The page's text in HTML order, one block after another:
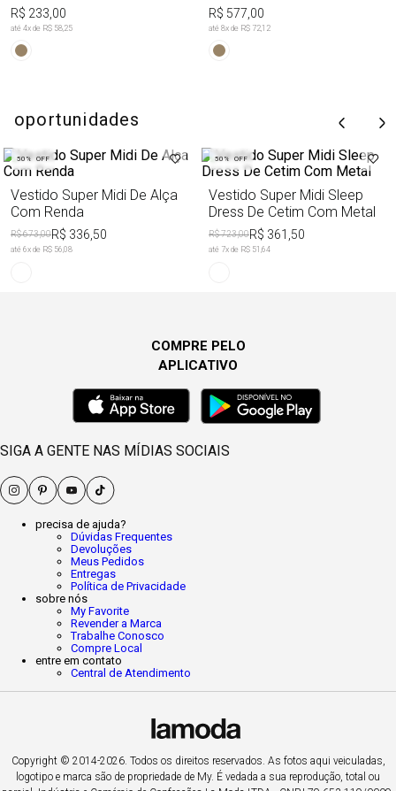
R$ 233,00
até 4x de R$ 58,25
R$ 577,00
até 8x de R$ 72,12
oportunidades
50% OFF
Vestido Super Midi De Alça
Com Renda
R$ 673,00R$ 336,50
até 6x de R$ 56,08
50% OFF
Vestido Super Midi Sleep
Dress De Cetim Com Metal
R$ 723,00R$ 361,50
até 7x de R$ 51,64
precisa de ajuda?
Dúvidas Frequentes
Devoluções
Meus Pedidos
Entregas
Política de Privacidade
sobre nós
My Favorite
Revender a Marca
Trabalhe Conosco
Compre Local
entre em contato
Central de Atendimento
COMPRE PELO
APLICATIVO
SIGA A GENTE NAS MÍDIAS SOCIAIS
Copyright © 2014-2026. Todos os direitos reservados. As fotos aqui veiculadas,
logotipo e marca são de propriedade de My. É vedada a sua reprodução, total ou